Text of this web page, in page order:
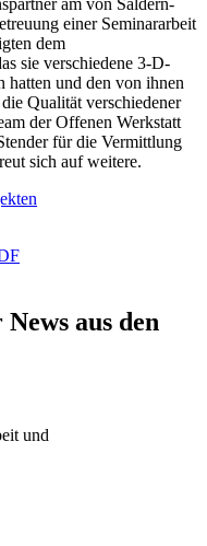
einer Seminararbeit
dem
sie verschiedene 3-D-
hatten und den von ihnen
Qualität verschiedener
der Offenen Werkstatt
für die Vermittlung
sich auf weitere.
aus den
und